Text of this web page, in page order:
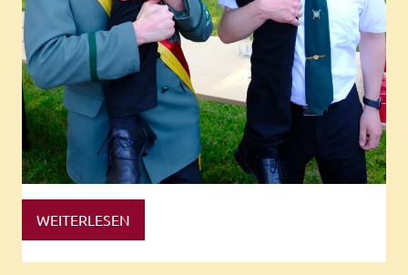
WEITERLESEN